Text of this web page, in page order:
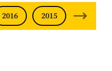
2016 2015 2014